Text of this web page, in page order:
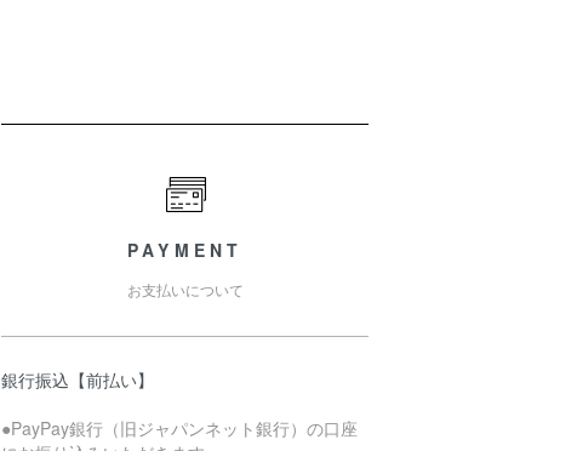
PAYMENT
お支払いについて
銀行振込【前払い】
●PayPay銀行（旧ジャパンネット銀行）の口座